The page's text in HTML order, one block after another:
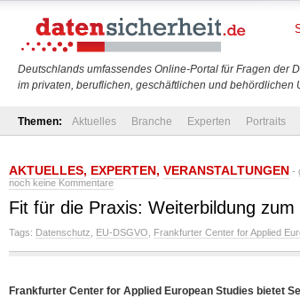
Deutschlands umfassendes Online-Portal für Fragen der
im privaten, beruflichen, geschäftlichen und behördlichen
Themen: Aktuelles Branche Experten Portraits
AKTUELLES, EXPERTEN, VERANSTALTUNGEN -
noch keine Kommentare
Fit für die Praxis: Weiterbildung
Tags: Datenschutz EU-DSGVO Frankfurter Center for Applied
Frankfurter Center for Applied European Studies bietet